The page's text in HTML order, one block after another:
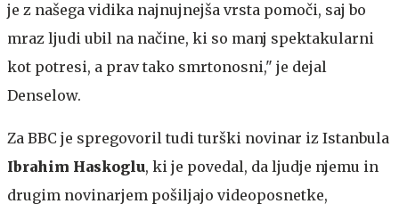
je z našega vidika najnujnejša vrsta pomoči, saj bo
mraz ljudi ubil na načine, ki so manj spektakularni
kot potresi, a prav tako smrtonosni," je dejal
Denselow.
Za BBC je spregovoril tudi turški novinar iz Istanbula
Ibrahim Haskoglu, ki je povedal, da ljudje njemu in
drugim novinarjem pošiljajo videoposnetke,